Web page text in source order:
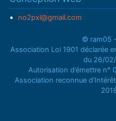
no2pxl@gmail.com
© ram05
Association Loi 1901 déclarée
du 26/
Autorisation d’émettre n°
Association reconnue